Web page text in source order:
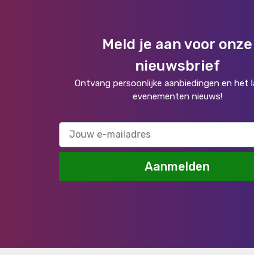
Meld je aan voor onze
nieuwsbrief
Ontvang persoonlijke aanbiedingen en het
evenementen nieuws!
Aanmelden